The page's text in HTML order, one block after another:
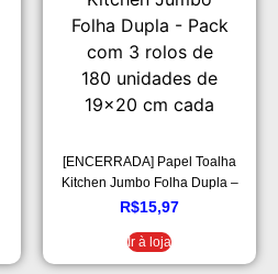
[ENCERRADA] Papel Toalha
Kitchen Jumbo Folha Dupla –
Pack com 3 rolos de 180
R$15,97
Ir à loja